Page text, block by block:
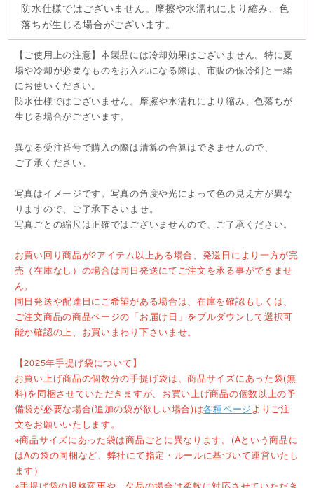
防水仕様ではございません。摩擦や水濡れにより縮み、色
落ちが生じる場合がございます。
【ご使用上の注意】本製品には冷却効果はございません。特に夏
場や冷却が必要なものをお入れになる際は、市販の保冷剤と一緒
にお使いください。
防水仕様ではございません。摩擦や水濡れにより縮み、色落ちが
生じる場合がございます。
異なる受注番号で購入の際は清算の合算はできませんので、
ご了承ください。
写真はイメージです。写真の角度や光によって色の見え方が異な
りますので、ご了承下さいませ。
写真ごとの縮尺は正確ではございませんので、ご了承ください。
お買い回り商品が2アイテム以上ある場合、発送日により一方が完
売（在庫なし）の場合は同日発送にてご注文を承る事ができませ
ん。
同日発送や配達日にご希望がある場合は、在庫を確認もしくは、
ご注文商品の商品ページの「お届け日」をプルダウンして選択可
能か確認の上、お買いまわり下さいませ。
【2025年手提げ袋について】
お買い上げ商品の個数分の手提げ袋は、商品サイズにあった袋(無
料)を同梱させていただきますが、お買い上げ商品の個数以上の予
備袋が必要な場合(追加の袋が欲しい場合)は各種ページよりご注
文をお願いいたします。
※商品サイズにあった袋は商品ごとに異なります。(Aという商品に
はAの袋の同梱など、弊社にて指定・ルールに基づいて運営いたし
ます）